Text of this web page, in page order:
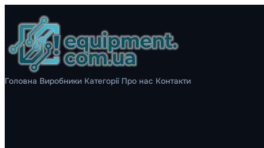
Головна Виробники Категорії Про нас Контакти